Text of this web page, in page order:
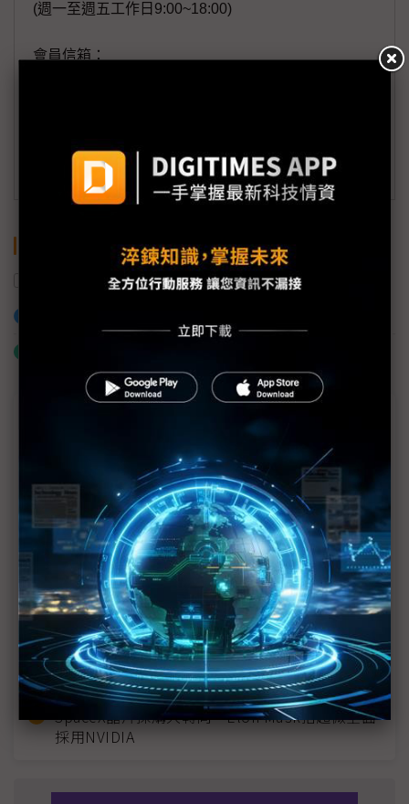
(週一至週五工作日9:00~18:00)
會員信箱：
訂閱DIGITIMES 行動版
中國 投資
MLCC訂單過熱、出貨比創高 村田示警全球AI基
建熱潮將趨緩
2027全年記憶體產能提前售罄 買家「祕而不
宣」只怕買不夠
英特爾EMIB良率達標 聯發科第2代ASIC產品
2028準時量產
光進銅退更明確？ 聯發科估SerDes 448G為銅
線「最終戰場」
SpaceX晶片採購大轉向 Elon Musk捨超微全面
採用NVIDIA